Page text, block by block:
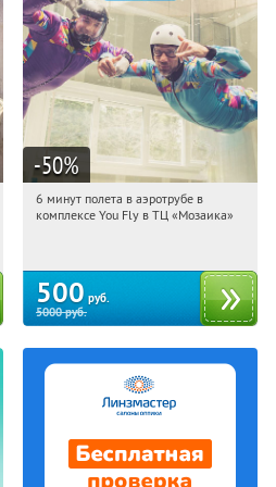
-50%
22:54:51 Купили:
6 минут полета в аэротрубе в
комплексе You Fly в ТЦ «Мозаика»
500 руб.
5000руб.